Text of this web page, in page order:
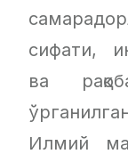
сифати,
ва
Илмий